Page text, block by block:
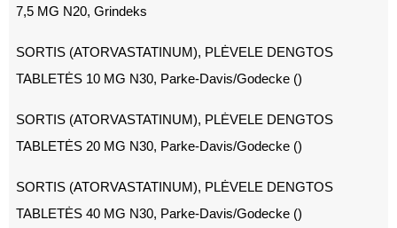
7,5 MG N20, Grindeks
SORTIS (ATORVASTATINUM), PLĖVELE DENGTOS
TABLETĖS 10 MG N30, Parke-Davis/Godecke ()
SORTIS (ATORVASTATINUM), PLĖVELE DENGTOS
TABLETĖS 20 MG N30, Parke-Davis/Godecke ()
SORTIS (ATORVASTATINUM), PLĖVELE DENGTOS
TABLETĖS 40 MG N30, Parke-Davis/Godecke ()